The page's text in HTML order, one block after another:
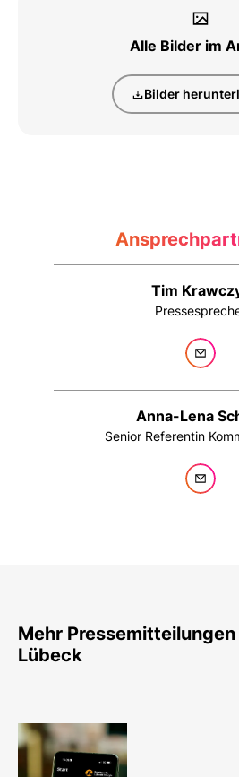
Alle Bilder im
Bilder
Tim
Anna-Lena
Senior Referentin
Mehr
Lübeck